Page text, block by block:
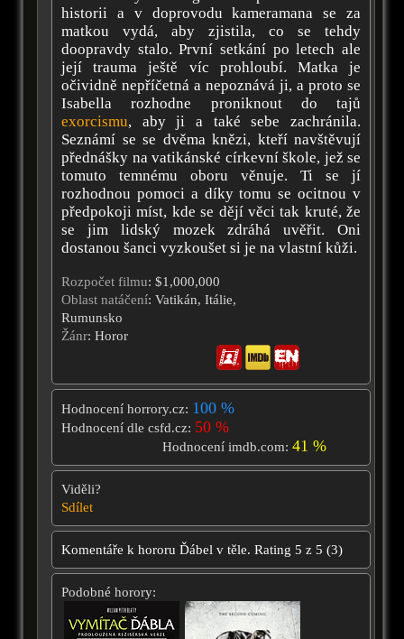
historii a v doprovodu kameramana se za
matkou vydá, aby zjistila, co se tehdy
doopravdy stalo. První setkání po letech ale
její trauma ještě víc prohloubí. Matka je
očividně nepříčetná a nepoznává ji, a proto se
Isabella rozhodne proniknout do tajů
exorcismu, aby ji a také sebe zachránila.
Seznámí se se dvěma knězi, kteří navštěvují
přednášky na vatikánské církevní škole, jež se
tomuto temnému oboru věnuje. Ti se jí
rozhodnou pomoci a díky tomu se ocitnou v
předpokoji míst, kde se dějí věci tak kruté, že
se jim lidský mozek zdráhá uvěřit. Oni
dostanou šanci vyzkoušet si je na vlastní kůži.
Rozpočet filmu: $1,000,000
Oblast natáčení: Vatikán, Itálie,
Rumunsko
Žánr: Horor
Hodnocení horrory.cz: 100 %
Hodnocení dle csfd.cz: 50 %
Hodnocení imdb.com:41 %
Viděli?
Sdílet
Komentáře k hororu Ďábel v těle. Rating 5 z 5 (3)
Podobné horory: